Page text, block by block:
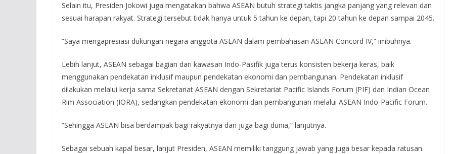
Selain itu, Presiden Jokowi juga mengatakan bahwa ASEAN butuh strategi taktis jangka panjang yang relevan dan
sesuai harapan rakyat. Strategi tersebut tidak hanya untuk 5 tahun ke depan, tapi 20 tahun ke depan sampai 2045.
“Saya mengapresiasi dukungan negara anggota ASEAN dalam pembahasan ASEAN Concord IV,” imbuhnya.
Lebih lanjut, ASEAN sebagai bagian dari kawasan Indo-Pasifik juga terus konsisten bekerja keras, baik
menggunakan pendekatan inklusif maupun pendekatan ekonomi dan pembangunan. Pendekatan inklusif
dilakukan melalui kerja sama Sekretariat ASEAN dengan Sekretariat Pacific Islands Forum (PIF) dan Indian Ocean
Rim Association (IORA), sedangkan pendekatan ekonomi dan pembangunan melalui ASEAN Indo-Pacific Forum.
“Sehingga ASEAN bisa berdampak bagi rakyatnya dan juga bagi dunia,” lanjutnya.
Sebagai sebuah kapal besar, lanjut Presiden, ASEAN memiliki tanggung jawab yang juga besar kepada ratusan